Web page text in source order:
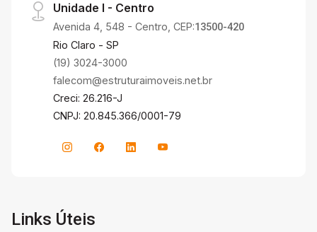
Unidade I - Centro
Avenida 4, 548 - Centro, CEP:13500-420
Rio Claro - SP
(19) 3024-3000
falecom@estruturaimoveis.net.br
Creci: 26.216-J
CNPJ: 20.845.366/0001-79
Links Úteis